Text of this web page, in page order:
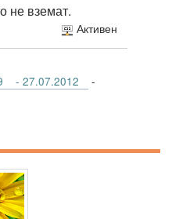
не вземат.
Активен
- 27.07.2012
-